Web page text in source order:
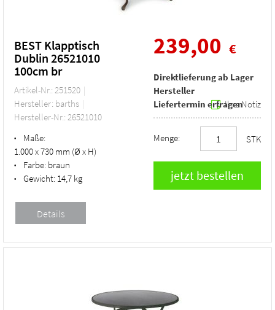
BEST Klapptisch
Dublin 26521010
100cm br
Artikel-Nr.: 251520
Hersteller: barths
Hersteller-Nr.: 26521010
•
Maße:
1.000 x 730 mm (Ø x H)
• Farbe: braun
• Gewicht: 14,7 kg
239,00 €
Direktlieferung ab Lager
Hersteller
Liefertermin erfragenIhre Notiz
Menge: STK